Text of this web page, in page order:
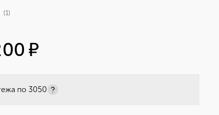
(1)
¤
по 3050